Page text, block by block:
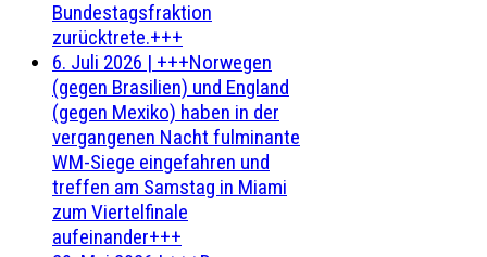
Bundestagsfraktion
zurücktrete.+++
6. Juli 2026 | +++Norwegen
(gegen Brasilien) und England
(gegen Mexiko) haben in der
vergangenen Nacht fulminante
WM-Siege eingefahren und
treffen am Samstag in Miami
zum Viertelfinale
aufeinander+++